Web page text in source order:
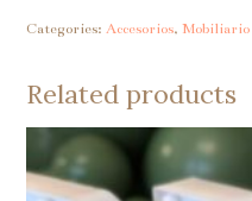
Categories:Accesorios,Mobiliario
Related products